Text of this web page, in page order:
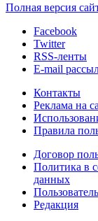
Полная версия
Facebook
Twitter
RSS-ленты
E-mail
Контакты
Реклама на
Правила
Договор
Политика в
данных
Редакция